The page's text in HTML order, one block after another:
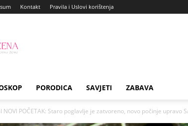
Kontakt Pravila i Uslovi korištenja
PORODICA SAVJETI ZABAVA
NOVI POČETAK: Staro poglavlje je zatvoreno, novo počinje upravo